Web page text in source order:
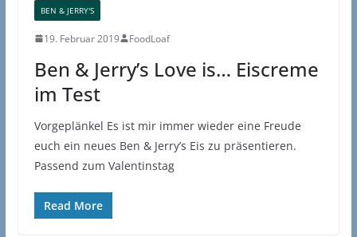
BEN & JERRY'S
19. Februar 2019 FoodLoaf
Ben & Jerry’s Love is… Eiscreme
im Test
Vorgeplänkel Es ist mir immer wieder eine Freude
euch ein neues Ben & Jerry’s Eis zu präsentieren.
Passend zum Valentinstag
Read More